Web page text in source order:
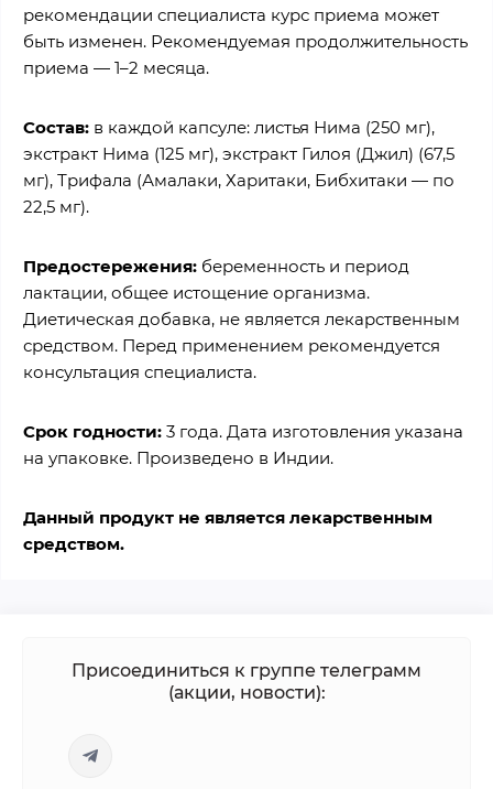
рекомендации специалиста курс приема может
быть изменен. Рекомендуемая продолжительность
приема — 1–2 месяца.
Состав: в каждой капсуле: листья Нима (250 мг),
экстракт Нима (125 мг), экстракт Гилоя (Джил) (67,5
мг), Трифала (Амалаки, Харитаки, Бибхитаки — по
22,5 мг).
Предостережения: беременность и период
лактации, общее истощение организма.
Диетическая добавка, не является лекарственным
средством. Перед применением рекомендуется
консультация специалиста.
Срок годности: 3 года. Дата изготовления указана
на упаковке. Произведено в Индии.
Данный продукт не является лекарственным
средством.
Присоединиться к группе телеграмм
(акции, новости):